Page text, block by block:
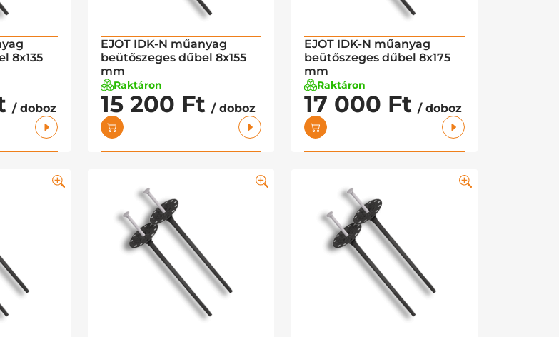
8x135
/ doboz
EJOT IDK-N műanyag
beütőszeges dűbel 8x155
mm
Raktáron
15 200 Ft / doboz
EJOT IDK-N műanyag
beütőszeges dűbel 8x175
mm
Raktáron
17 000 Ft / doboz